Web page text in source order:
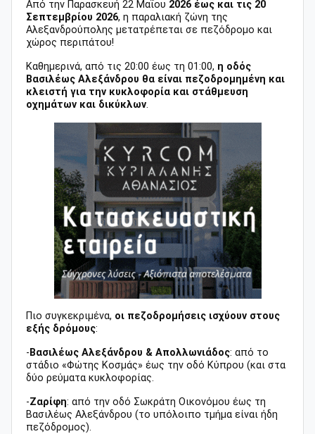
Από την Παρασκευή 22 Μαΐου 2026 έως και τις 20
Σεπτεμβρίου 2026, η παραλιακή ζώνη της
Αλεξανδρούπολης μετατρέπεται σε πεζόδρομο και
χώρος περιπάτου!
Καθημερινά, από τις 20:00 έως τη 01:00, η οδός
Βασιλέως Αλεξάνδρου θα είναι πεζοδρομημένη και
κλειστή για την κυκλοφορία και στάθμευση
οχημάτων και δικύκλων.
Πιο συγκεκριμένα, οι πεζοδρομήσεις ισχύουν στους
εξής δρόμους:
- Βασιλέως Αλεξάνδρου & Απολλωνιάδος: από το
στάδιο «Φώτης Κοσμάς» έως την οδό Κύπρου (και στα
δύο ρεύματα κυκλοφορίας.
-Ζαρίφη: από την οδό Σωκράτη Οικονόμου έως τη
Βασιλέως Αλεξάνδρου (το υπόλοιπο τμήμα είναι ήδη
πεζόδρομος).